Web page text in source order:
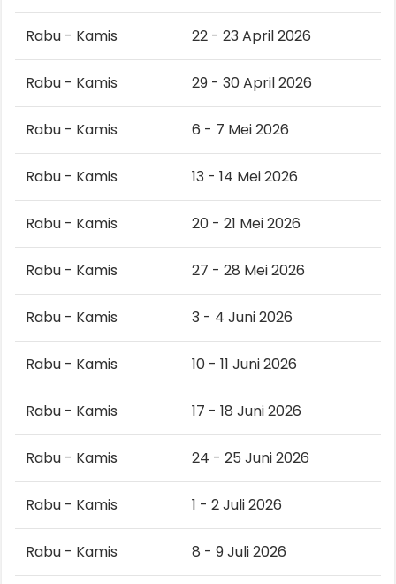
Rabu - Kamis 22 - 23 April 2026
Rabu - Kamis 29 - 30 April 2026
Rabu - Kamis 6 - 7 Mei 2026
Rabu - Kamis 13 - 14 Mei 2026
Rabu - Kamis 20 - 21 Mei 2026
Rabu - Kamis 27 - 28 Mei 2026
Rabu - Kamis 3 - 4 Juni 2026
Rabu - Kamis 10 - 11 Juni 2026
Rabu - Kamis 17 - 18 Juni 2026
Rabu - Kamis 24 - 25 Juni 2026
Rabu - Kamis 1 - 2 Juli 2026
Rabu - Kamis 8 - 9 Juli 2026